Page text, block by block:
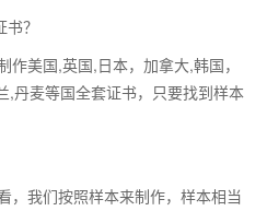
？
美国,英国,日本，加拿大,韩国，
,丹麦等国全套证书，只要找到样本
，我们按照样本来制作，样本相当